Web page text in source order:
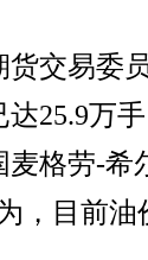
易委员
25.9万
格劳-希
，目前